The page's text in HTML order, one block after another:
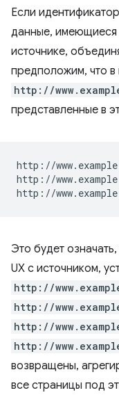
Если
данные, имеющиеся
источнике,
предположим, что в
http://
представленные в
http://
http://
Это будет
UX с источником,
http://
http://
http://
http://
возвращены,
все страницы под